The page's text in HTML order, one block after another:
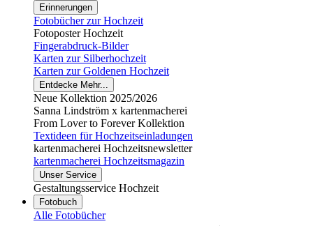
Erinnerungen
Fotobücher zur Hochzeit
Fotoposter Hochzeit
Fingerabdruck-Bilder
Karten zur Silberhochzeit
Karten zur Goldenen Hochzeit
Entdecke Mehr...
Neue Kollektion 2025/2026
Sanna Lindström x kartenmacherei
From Lover to Forever Kollektion
Textideen für Hochzeitseinladungen
kartenmacherei Hochzeitsnewsletter
kartenmacherei Hochzeitsmagazin
Unser Service
Gestaltungsservice Hochzeit
Fotobuch
Alle Fotobücher